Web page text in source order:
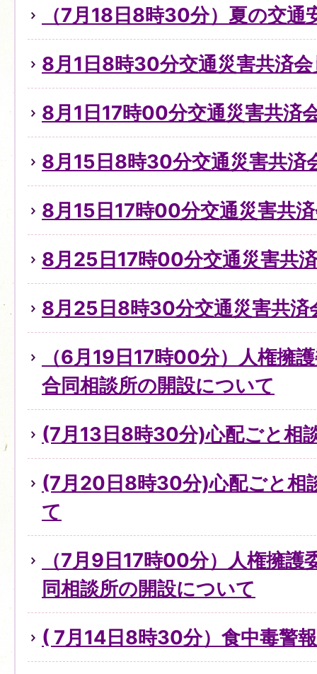
（7月18日8時30分）夏の交通
8月1日8時30分交通災害共済
8月1日17時00分交通災害共済
8月15日8時30分交通災害共済
8月15日17時00分交通災害共
8月25日17時00分交通災害共
8月25日8時30分交通災害共済
（6月19日17時00分）人権擁
合同相談所の開設について
(7月13日8時30分)心配ごと相
(7月20日8時30分)心配ごと相
て
（7月9日17時00分）人権擁護
同相談所の開設について
( 7月14日8時30分）食中毒警